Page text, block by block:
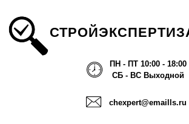
ПН - ПТ 10:00 - 18:00
СБ - ВС Выходной
chexpert@emaills.ru